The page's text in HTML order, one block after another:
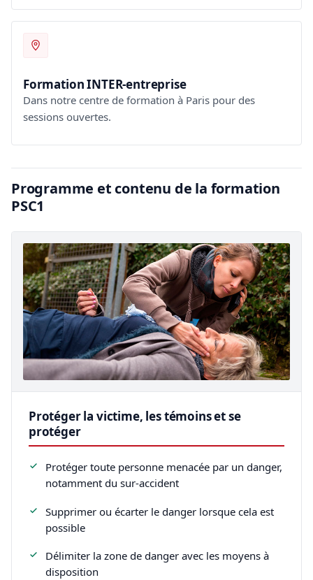
Formation INTER-entreprise
Dans notre centre de formation à Paris pour des
sessions ouvertes.
Programme et contenu de la formation
PSC1
Protéger la victime, les témoins et se
protéger
Protéger toute personne menacée par un danger,
notamment du sur-accident
Supprimer ou écarter le danger lorsque cela est
possible
Délimiter la zone de danger avec les moyens à
disposition